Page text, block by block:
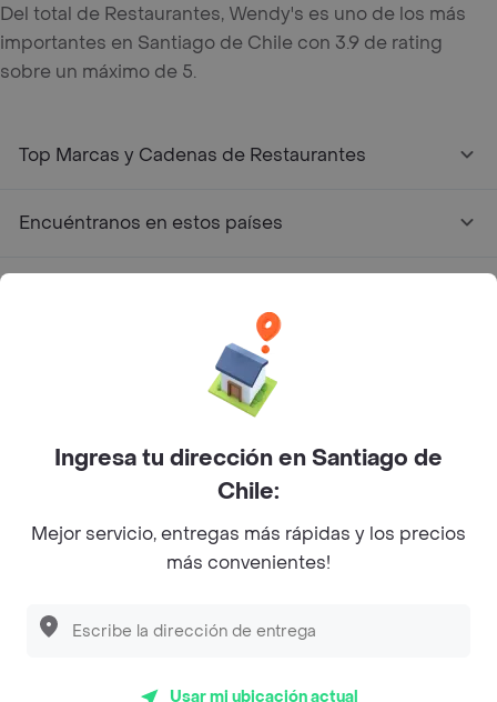
Del total de Restaurantes, Wendy's es uno de los más
importantes en Santiago de Chile con 3.9 de rating
sobre un máximo de 5.
Top Marcas y Cadenas de Restaurantes
Encuéntranos en estos países
Google play
Pide tu comida favorita cerca de ti
Categorías
Ingresa tu dirección en Santiago de
Chile:
Mejor servicio, entregas más rápidas y los precios
más convenientes!
Usar mi ubicación actual